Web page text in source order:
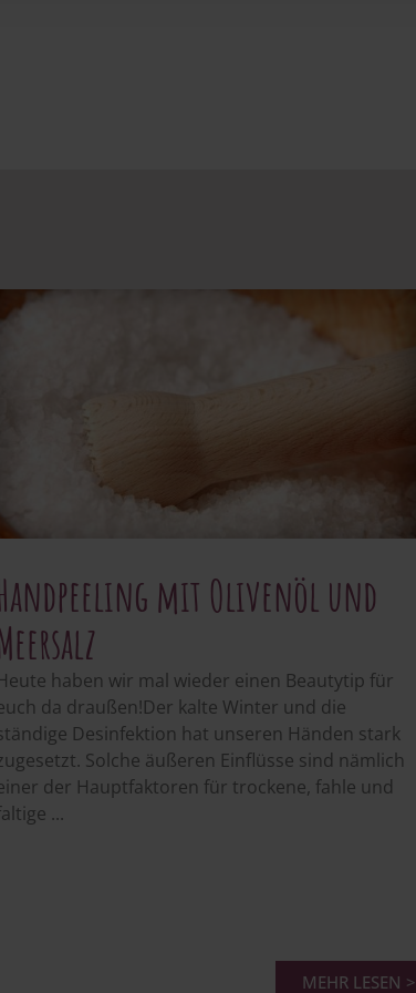
mit Olivenöl und
haben wir mal wieder einen Beautytip für
da draußen!Der kalte Winter und die
Desinfektion hat unseren Händen stark
Solche äußeren Einflüsse sind nämlich
der Hauptfaktoren für trockene, fahle und
...
MEHR LESEN >